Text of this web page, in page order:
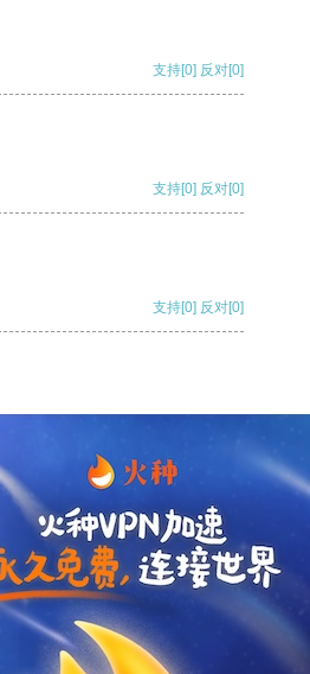
支持[0] 反对[0]
支持[0] 反对[0]
支持[0] 反对[0]
支持 [0] 反对 [0]
支持